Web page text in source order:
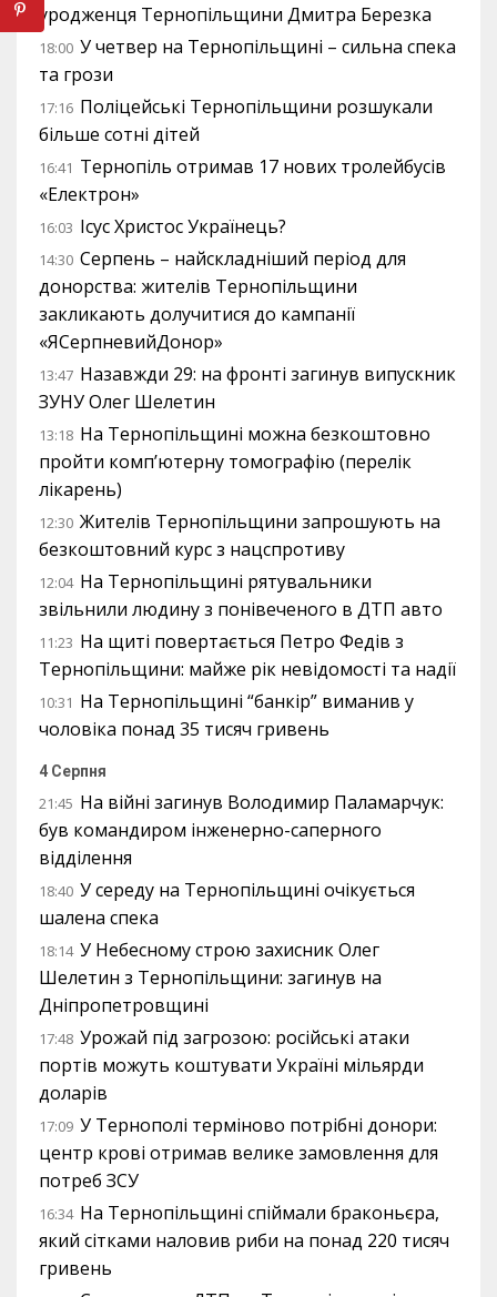
уродженця Тернопільщини Дмитра Березка
18:00 У четвер на Тернопільщині – сильна спека
та грози
17:16 Поліцейські Тернопільщини розшукали
більше сотні дітей
16:41 Тернопіль отримав 17 нових тролейбусів
«Електрон»
16:03 Ісус Христос Українець?
14:30 Серпень – найскладніший період для
донорства: жителів Тернопільщини
закликають долучитися до кампанії
«ЯСерпневийДонор»
13:47 Назавжди 29: на фронті загинув випускник
ЗУНУ Олег Шелетин
13:18 На Тернопільщині можна безкоштовно
пройти комп’ютерну томографію (перелік
лікарень)
12:30 Жителів Тернопільщини запрошують на
безкоштовний курс з нацспротиву
12:04 На Тернопільщині рятувальники
звільнили людину з понівеченого в ДТП авто
11:23 На щиті повертається Петро Федів з
Тернопільщини: майже рік невідомості та надії
10:31 На Тернопільщині “банкір” виманив у
чоловіка понад 35 тисяч гривень
4 Серпня
21:45 На війні загинув Володимир Паламарчук:
був командиром інженерно-саперного
відділення
18:40 У середу на Тернопільщині очікується
шалена спека
18:14 У Небесному строю захисник Олег
Шелетин з Тернопільщини: загинув на
Дніпропетровщині
17:48 Урожай під загрозою: російські атаки
портів можуть коштувати Україні мільярди
доларів
17:09 У Тернополі терміново потрібні донори:
центр крові отримав велике замовлення для
потреб ЗСУ
16:34 На Тернопільщині спіймали браконьєра,
який сітками наловив риби на понад 220 тисяч
гривень